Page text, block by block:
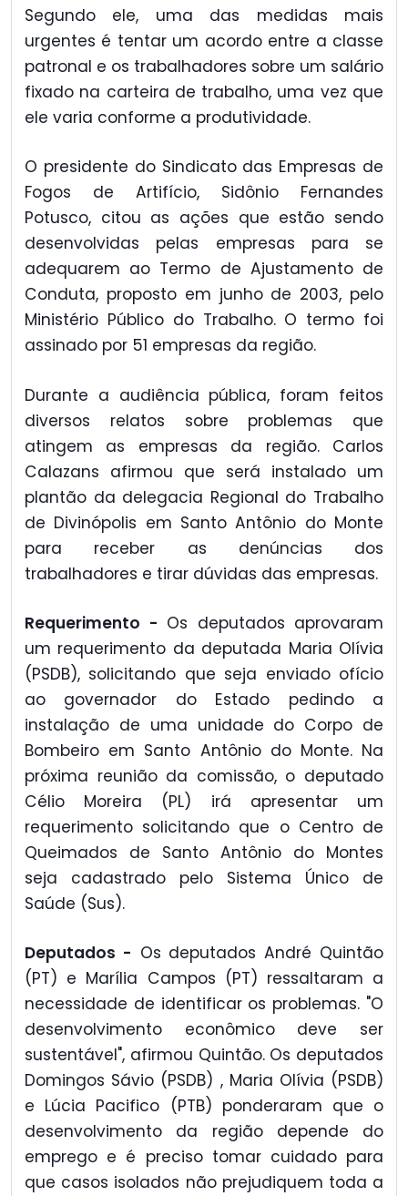
Segundo ele, uma das medidas mais
urgentes é tentar um acordo entre a classe
patronal e os trabalhadores sobre um salário
fixado na carteira de trabalho, uma vez que
ele varia conforme a produtividade.
O presidente do Sindicato das Empresas de
Fogos de Artifício, Sidônio Fernandes
Potusco, citou as ações que estão sendo
desenvolvidas pelas empresas para se
adequarem ao Termo de Ajustamento de
Conduta, proposto em junho de 2003, pelo
Ministério Público do Trabalho. O termo foi
assinado por 51 empresas da região.
Durante a audiência pública, foram feitos
diversos relatos sobre problemas que
atingem as empresas da região. Carlos
Calazans afirmou que será instalado um
plantão da delegacia Regional do Trabalho
de Divinópolis em Santo Antônio do Monte
para receber as denúncias dos
trabalhadores e tirar dúvidas das empresas.
Requerimento - Os deputados aprovaram
um requerimento da deputada Maria Olívia
(PSDB), solicitando que seja enviado ofício
ao governador do Estado pedindo a
instalação de uma unidade do Corpo de
Bombeiro em Santo Antônio do Monte. Na
próxima reunião da comissão, o deputado
Célio Moreira (PL) irá apresentar um
requerimento solicitando que o Centro de
Queimados de Santo Antônio do Montes
seja cadastrado pelo Sistema Único de
Saúde (Sus).
Deputados - Os deputados André Quintão
(PT) e Marília Campos (PT) ressaltaram a
necessidade de identificar os problemas. "O
desenvolvimento econômico deve ser
sustentável", afirmou Quintão. Os deputados
Domingos Sávio (PSDB) , Maria Olívia (PSDB)
e Lúcia Pacifico (PTB) ponderaram que o
desenvolvimento da região depende do
emprego e é preciso tomar cuidado para
que casos isolados não prejudiquem toda a